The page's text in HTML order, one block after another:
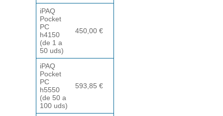
iPAQ
Pocket
PC
h4150
(de 1 a
50 uds)
450,00 €
iPAQ
Pocket
PC
h5550
(de 50 a
100 uds)
593,85 €